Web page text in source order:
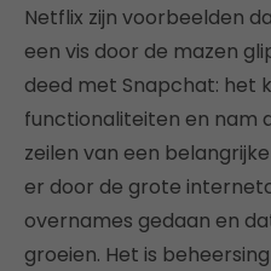
Netflix zijn voorbeelden
een vis door de mazen
deed met Snapchat: het
functionaliteiten en nam
zeilen van een
er door de grote
overnames gedaan en
groeien. Het is